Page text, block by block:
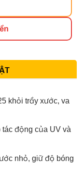
khỏi trầy xước, va
động của UV và
nhỏ, giữ độ bóng